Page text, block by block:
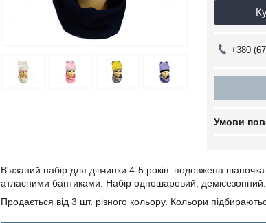
+380
В'язаний набір для дівчинки 4-5 років: подовжена
атласними бантиками. Набір одношаровий,
Продається від 3 шт. різного кольору. Кольори